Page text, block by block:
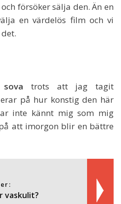
försöker sälja den. Än en
en värdelös film och vi
trots att jag tagit
på hur konstig den här
inte kännt mig som mig
att imorgon blir en bättre
vaskulit?